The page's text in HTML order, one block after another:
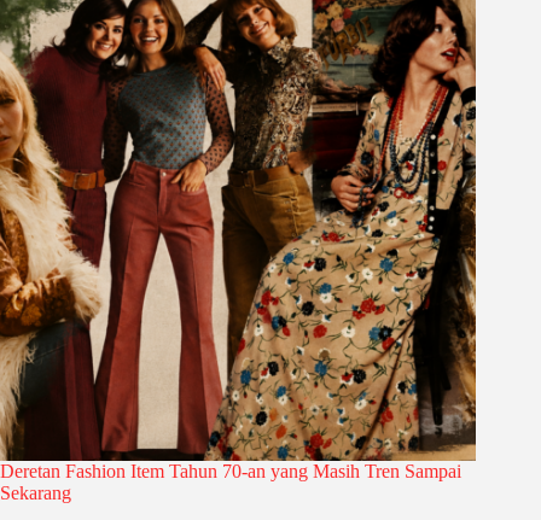
Deretan Fashion Item Tahun 70-an yang Masih Tren Sampai
Sekarang